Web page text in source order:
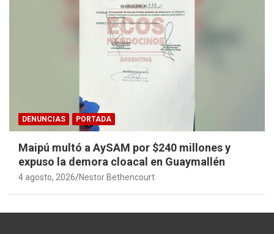
DENUNCIAS PORTADA
Maipú multó a AySAM por $240 millones y
expuso la demora cloacal en Guaymallén
4 agosto, 2026 Nestor Bethencourt